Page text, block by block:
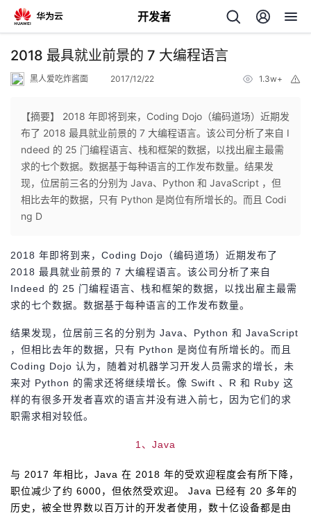
开发者
返
个
人
页
我
开
发
者
我
的
客
我
论
的
我
2018 最具就业前景的 7 大编程语言
黑人爱吃炸酱面 2017/12/22 1.3w+
【摘要】 2018 年即将到来，Coding Dojo（编码道场）近期发
布了 2018 最具就业前景的 7 大编程语言。该公司分析了来自 I
ndeed 的 25 门编程语言、栈和框架的数据，以找出雇主最需
求的七个数据。数据基于每种语言的工作发布数量。结果发
现，位居前三名的分别为 Java、Python 和 JavaScript ，但
相比去年的数据，只有 Python 是岗位有所增长的。而且 Codi
ng D
2018 年即将到来，Coding Dojo（编码道场）近期发布了
2018 最具就业前景的 7 大编程语言。该公司分析了来自
Indeed 的 25 门编程语言、栈和框架的数据，以找出雇主最需
求的七个数据。数据基于每种语言的工作发布数量。
结果发现，位居前三名的分别为 Java、Python 和 JavaScript
，但相比去年的数据，只有 Python 是岗位有所增长的。而且
Coding Dojo 认为，随着对机器学习开发人员需求的增长，未
来对 Python 的需求还将继续增长。 像 Swift 、R 和 Ruby 这
样的有很多开发者喜欢的语言并没有进入前七，因为它们的求
职需求相对较低。
1、Java
与 2017 年相比，Java 在 2018 年的受欢迎程度会有所下降，
职位减少了约 6000，但依然受欢迎。 Java 已经有 20 多年的
历史，被全世界数以百万计的开发者使用，数十亿设备都是由